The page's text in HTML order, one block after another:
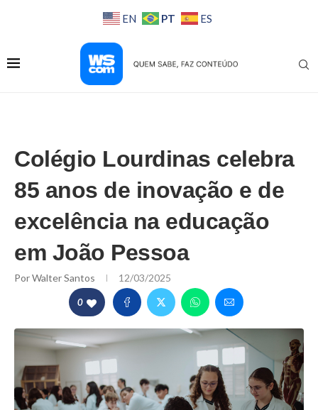
EN PT ES
Colégio Lourdinas celebra
85 anos de inovação e de
excelência na educação
em João Pessoa
PorWalter Santos 12/03/2025
0